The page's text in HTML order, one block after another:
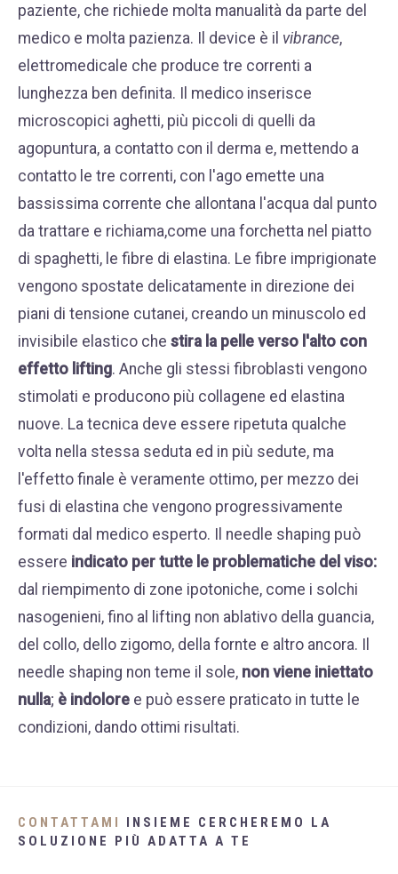
paziente, che richiede molta manualità da parte del
medico e molta pazienza. Il device è il vibrance,
elettromedicale che produce tre correnti a
lunghezza ben definita. Il medico inserisce
microscopici aghetti, più piccoli di quelli da
agopuntura, a contatto con il derma e, mettendo a
contatto le tre correnti, con l'ago emette una
bassissima corrente che allontana l'acqua dal punto
da trattare e richiama,come una forchetta nel piatto
di spaghetti, le fibre di elastina. Le fibre imprigionate
vengono spostate delicatamente in direzione dei
piani di tensione cutanei, creando un minuscolo ed
invisibile elastico che stira la pelle verso l'alto con
effetto lifting. Anche gli stessi fibroblasti vengono
stimolati e producono più collagene ed elastina
nuove. La tecnica deve essere ripetuta qualche
volta nella stessa seduta ed in più sedute, ma
l'effetto finale è veramente ottimo, per mezzo dei
fusi di elastina che vengono progressivamente
formati dal medico esperto. Il needle shaping può
essere indicato per tutte le problematiche del viso:
dal riempimento di zone ipotoniche, come i solchi
nasogenieni, fino al lifting non ablativo della guancia,
del collo, dello zigomo, della fornte e altro ancora. Il
needle shaping non teme il sole, non viene iniettato
nulla; è indolore e può essere praticato in tutte le
condizioni, dando ottimi risultati.
CONTATTAMI
INSIEME CERCHEREMO LA
SOLUZIONE PIÙ ADATTA A TE